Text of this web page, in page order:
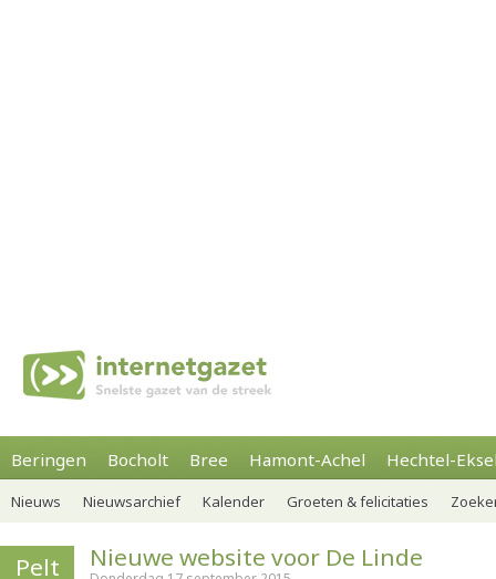
Beringen Bocholt Bree Hamont-Achel Hechtel-
Nieuws Nieuwsarchief Kalender Groeten & felicitaties
Pelt Nieuwe website voor De Linde